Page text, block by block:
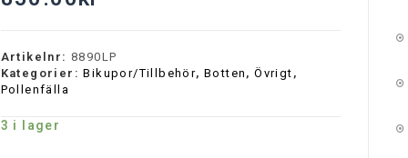
Artikelnr:8890LP
Kategorier:Bikupor/Tillbehör,Botten ,Övrigt ,
Pollenfälla
3 i lager